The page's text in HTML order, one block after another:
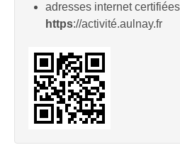
adresses internet
https://activité.aulnay.fr